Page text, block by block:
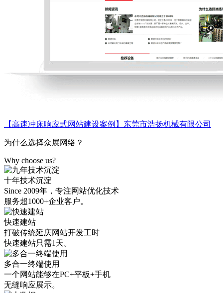
【高速冲床响应式网站建设案例】东莞市浩扬机械有限公司
为什么选择众展网络？
Why choose us?
十年技术沉淀
Since 2009年，专注网站优化技术
服务超1000+企业客户。
快速建站
打破传统延庆网站开发工时
快速建站只需1天。
多合一终端使用
一个网站能够在PC+平板+手机
无缝响应展示。